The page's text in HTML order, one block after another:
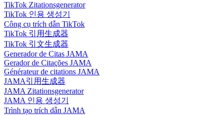
TikTok Zitationsgenerator
TikTok 인용 생성기
Công cụ trích dẫn TikTok
TikTok 引用生成器
TikTok 引文生成器
Generador de Citas JAMA
Gerador de Citações JAMA
Générateur de citations JAMA
JAMA引用生成器
JAMA Zitationsgenerator
JAMA 인용 생성기
Trình tạo trích dẫn JAMA